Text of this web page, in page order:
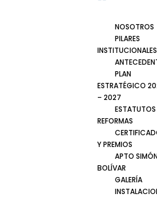
NOSOTROS
PILARES
INSTITUCIONALES
PLAN
ESTRATÉGICO
– 2027
ESTATUTOS
REFORMAS
Y PREMIOS
APTO
BOLÍVAR
GALERÍA